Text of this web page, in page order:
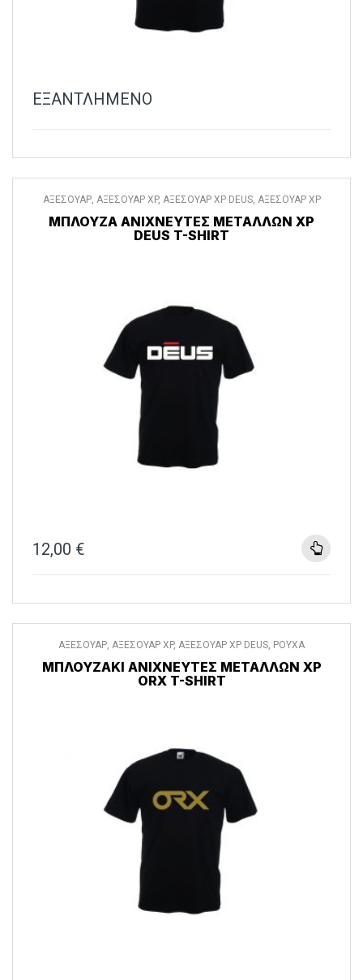
ΕΞΑΝΤΛΗΜΕΝΟ
ΑΞΕΣΟΥΑΡ, ΑΞΕΣΟΥΑΡ XP, ΑΞΕΣΟΥΑΡ XP DEUS, ΑΞΕΣΟΥΑΡ XP
ΜΠΛΟΎΖΑ ΑΝΙΧΝΕΥΤΈΣ ΜΕΤΆΛΛΩΝ XP
DEUS T-SHIRT
12,00 €
ΑΞΕΣΟΥΑΡ, ΑΞΕΣΟΥΑΡ XP, ΑΞΕΣΟΥΑΡ XP DEUS, ΡΟΥΧΑ
ΜΠΛΟΥΖΆΚΙ ΑΝΙΧΝΕΥΤΈΣ ΜΕΤΆΛΛΩΝ XP
ORX T-SHIRT